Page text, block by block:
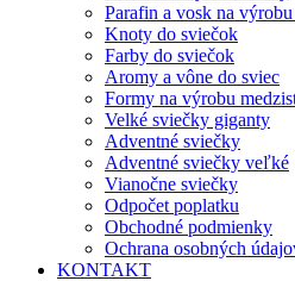
Parafin a vosk na
Knoty do sviečok
Farby do sviečok
Aromy a vône do sviec
Formy na výrobu
Velké sviečky giganty
Adventné sviečky
Adventné sviečky veľké
Vianočne sviečky
Odpočet poplatku
Obchodné podmienky
Ochrana osobných
KONTAKT